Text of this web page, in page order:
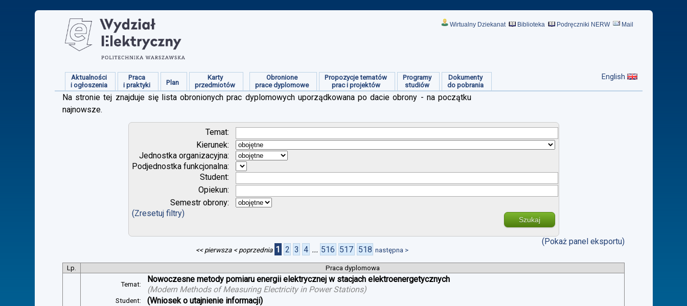
Wirtualny Dziekanat Biblioteka Podręczniki NERW Mail
Aktualności
i ogłoszenia
Praca
i praktyki
Plan
Karty
przedmiotów
Obronione
prace dyplomowe
Propozycje tematów
prac i projektów
Programy
studiów
Dokumenty
do pobrania
English
Na stronie tej znajduje się lista obronionych prac dyplomowych uporządkowana po dacie obrony - na początku
najnowsze.
Temat:
Kierunek:
Jednostka organizacyjna:
Podjednostka funkcjonalna:
Student:
Opiekun:
Semestr obrony:
(Zresetuj filtry)
Szukaj
(Pokaż panel eksportu)
<< pierwsza < poprzednia 1 2 3 4 ... 516 517 518 następna >
Lp. Praca dyplomowa
Temat:
Nowoczesne metody pomiaru energii elektrycznej w stacjach elektroenergetycznych
(Modern Methods of Measuring Electricity in Power Stations)
Student: (Wniosek o utajnienie informacji)